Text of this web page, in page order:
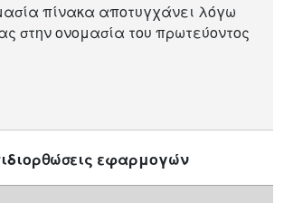
πίνακα αποτυγχάνει λόγω
στην ονομασία του πρωτεύοντος
εφαρμογών